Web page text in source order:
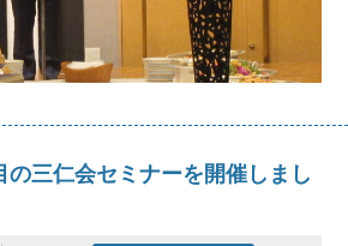
の三仁会セミナーを開催しまし